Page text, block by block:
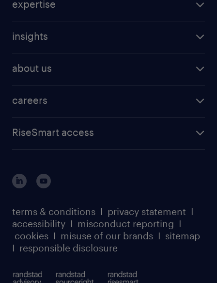
expertise
insights
about us
careers
RiseSmart access
terms & conditions I privacy statement I
accessibility I misconduct reporting I
cookies I misuse of our brands I sitemap
I responsible disclosure